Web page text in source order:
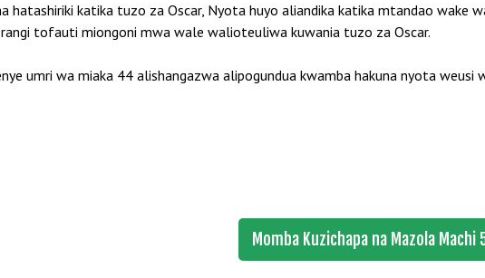
katika tuzo za Oscar, Nyota huyo aliandika katika mtandao wake
tofauti miongoni mwa wale walioteuliwa kuwania tuzo za Oscar.
umri wa miaka 44 alishangazwa alipogundua kwamba hakuna nyota
Momba Kuzichapa na Mazola Machi